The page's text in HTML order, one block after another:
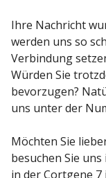
Ihre Nachricht
werden uns so
Verbindung
Würden Sie
bevorzugen?
uns unter der
Möchten Sie
besuchen Sie
in der Cortgene 7